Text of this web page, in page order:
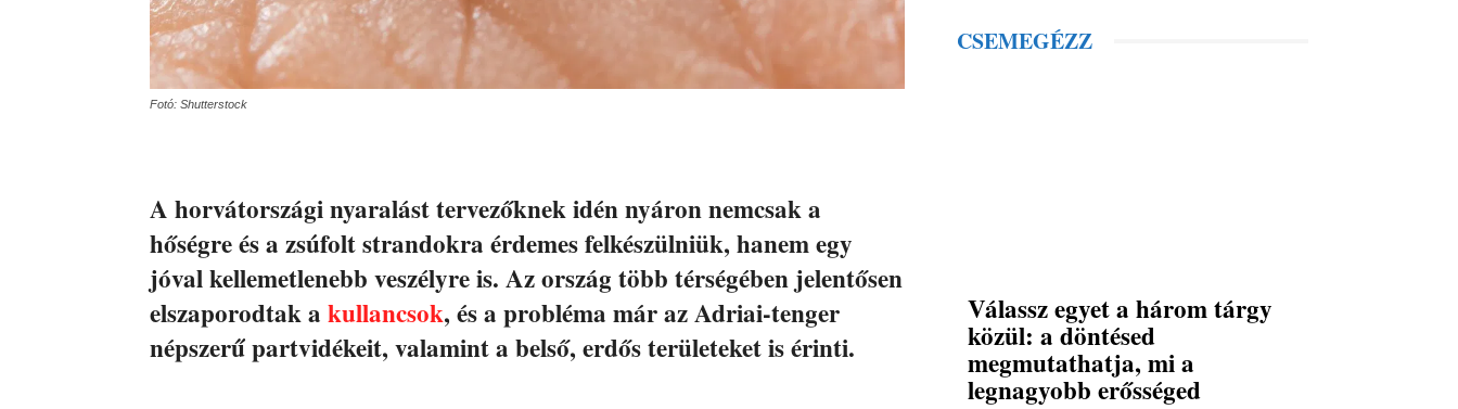
Fotó: Shutterstock
A horvátországi nyaralást tervezőknek idén nyáron nemcsak a
hőségre és a zsúfolt strandokra érdemes felkészülniük, hanem egy
jóval kellemetlenebb veszélyre is. Az ország több térségében jelentősen
elszaporodtak a kullancsok, és a probléma már az Adriai-tenger
népszerű partvidékeit, valamint a belső, erdős területeket is érinti.
CSEMEGÉZZ
Válassz egyet a három tárgy
közül: a döntésed
megmutathatja, mi a
legnagyobb erősséged